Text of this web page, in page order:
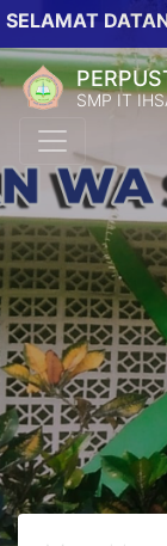
DATANG DI
SMP IT